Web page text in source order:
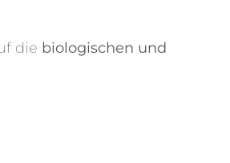
die biologischen und